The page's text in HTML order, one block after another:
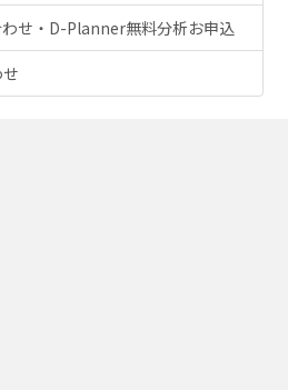
せ・D-Planner無料分析お申込